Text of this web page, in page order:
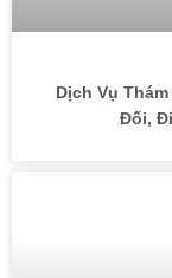
Dịch Vụ
Đối,